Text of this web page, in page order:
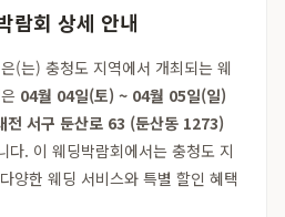
람회 상세 안내
은(는) 충청도 지역에서 개최되는 웨
04월 04일(토) ~ 04월 05일(일)
전 서구 둔산로 63 (둔산동 1273)
다. 이 웨딩박람회에서는 충청도 지
양한 웨딩 서비스와 특별 할인 혜택